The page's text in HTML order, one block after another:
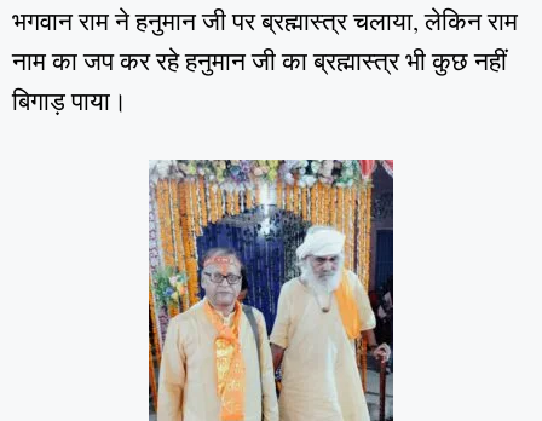
भगवान राम ने हनुमान जी पर ब्रह्मास्त्र चलाया, लेकिन राम
नाम का जप कर रहे हनुमान जी का ब्रह्मास्त्र भी कुछ नहीं
बिगाड़ पाया।